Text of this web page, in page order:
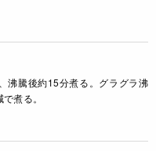
沸騰後約15分煮る。グラグラ沸
煮る。